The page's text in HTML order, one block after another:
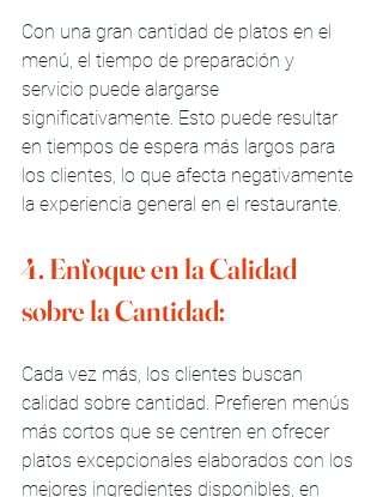
Con una gran cantidad de platos en el
menú, el tiempo de preparación y
servicio puede alargarse
significativamente. Esto puede resultar
en tiempos de espera más largos para
los clientes, lo que afecta negativamente
la experiencia general en el restaurante.
4. Enfoque en la Calidad
sobre la Cantidad:
Cada vez más, los clientes buscan
calidad sobre cantidad. Prefieren menús
más cortos que se centren en ofrecer
platos excepcionales elaborados con los
mejores ingredientes disponibles, en